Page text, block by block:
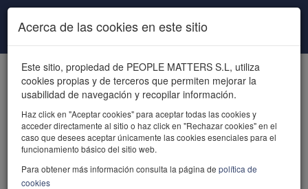
Pasar al contenido principal
powered by talent
Acerca de las cookies en este sitio
Este sitio, propiedad de PEOPLE MATTERS S.L, utiliza
cookies propias y de terceros que permiten mejorar la
usabilidad de navegación y recopilar información.
Haz click en "Aceptar cookies" para aceptar todas las cookies y
acceder directamente al sitio o haz click en "Rechazar cookies" en el
caso que desees aceptar únicamente las cookies esenciales para el
funcionamiento básico del sitio web.
Para obtener más información consulta la página de política de
cookies